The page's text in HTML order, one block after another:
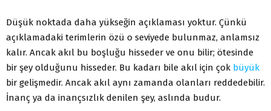
Düşük noktada daha yükseğin açıklaması yoktur. Çünkü
açıklamadaki terimlerin özü o seviyede bulunmaz, anlamsız
kalır. Ancak akıl bu boşluğu hisseder ve onu bilir; ötesinde
bir şey olduğunu hisseder. Bu kadarı bile akıl için çok büyük
bir gelişmedir. Ancak akıl aynı zamanda olanları reddedebilir.
İnanç ya da inançsızlık denilen şey, aslında budur.